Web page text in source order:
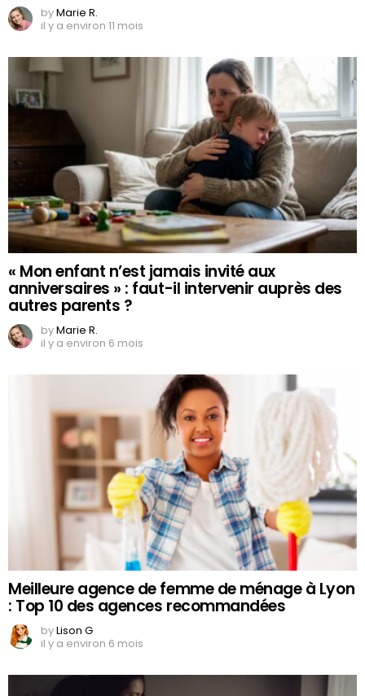
byMarie R.
il y a environ 11 mois
« Mon enfant n’est jamais invité aux
anniversaires » : faut-il intervenir auprès des
autres parents ?
byMarie R.
il y a environ 6 mois
Meilleure agence de femme de ménage à Lyon
: Top 10 des agences recommandées
byLison G
il y a environ 6 mois